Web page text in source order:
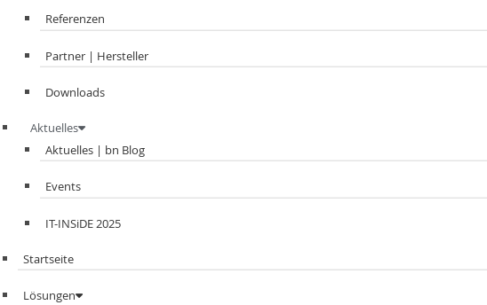
Referenzen
Partner | Hersteller
Downloads
Aktuelles
Aktuelles | bn Blog
Events
IT-INSiDE 2025
Startseite
Lösungen